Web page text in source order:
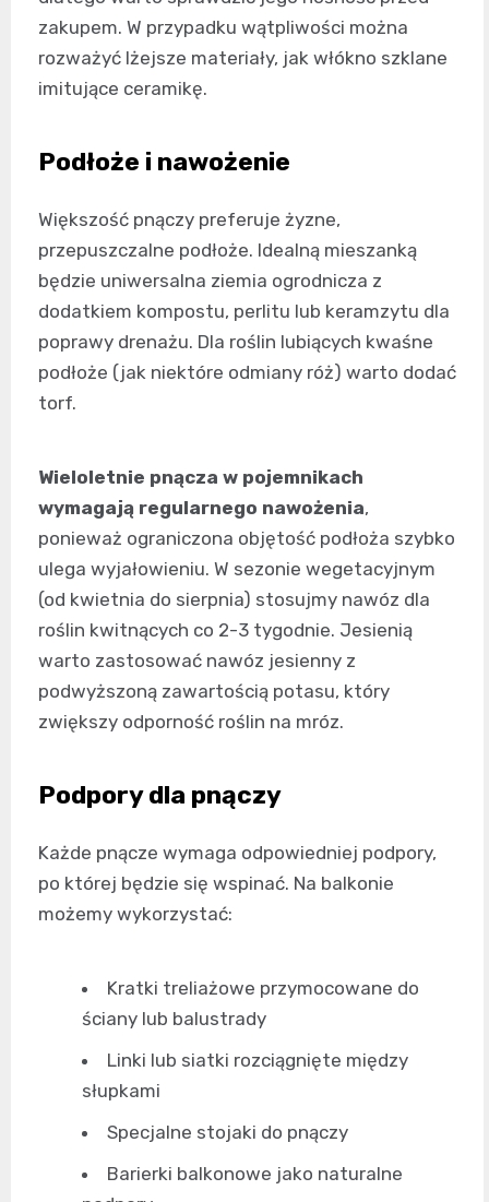
zakupem. W przypadku wątpliwości można
rozważyć lżejsze materiały, jak włókno szklane
imitujące ceramikę.
Podłoże i nawożenie
Większość pnączy preferuje żyzne,
przepuszczalne podłoże. Idealną mieszanką
będzie uniwersalna ziemia ogrodnicza z
dodatkiem kompostu, perlitu lub keramzytu dla
poprawy drenażu. Dla roślin lubiących kwaśne
podłoże (jak niektóre odmiany róż) warto dodać
torf.
Wieloletnie pnącza w pojemnikach
wymagają regularnego nawożenia,
ponieważ ograniczona objętość podłoża szybko
ulega wyjałowieniu. W sezonie wegetacyjnym
(od kwietnia do sierpnia) stosujmy nawóz dla
roślin kwitnących co 2-3 tygodnie. Jesienią
warto zastosować nawóz jesienny z
podwyższoną zawartością potasu, który
zwiększy odporność roślin na mróz.
Podpory dla pnączy
Każde pnącze wymaga odpowiedniej podpory,
po której będzie się wspinać. Na balkonie
możemy wykorzystać:
Kratki treliażowe przymocowane do
ściany lub balustrady
Linki lub siatki rozciągnięte między
słupkami
Specjalne stojaki do pnączy
Barierki balkonowe jako naturalne